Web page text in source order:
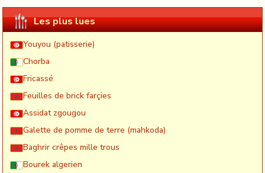
Les plus lues
Youyou (patisserie)
Chorba
Fricassé
Feuilles de brick farçies
Assidat zgougou
Galette de pomme de terre (mahkoda)
Baghrir crêpes mille trous
Bourek algerien